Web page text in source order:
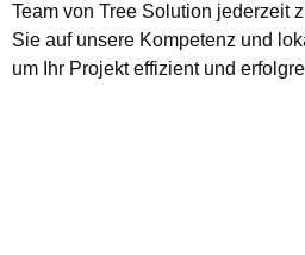
Team von Tree Solution jederzeit
Sie auf unsere Kompetenz und
um Ihr Projekt effizient und